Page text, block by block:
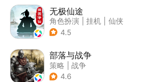
无极仙途
角色扮演 挂机
仙侠
| 文字游戏
4.5
部落与战争
策略
战争
4.6